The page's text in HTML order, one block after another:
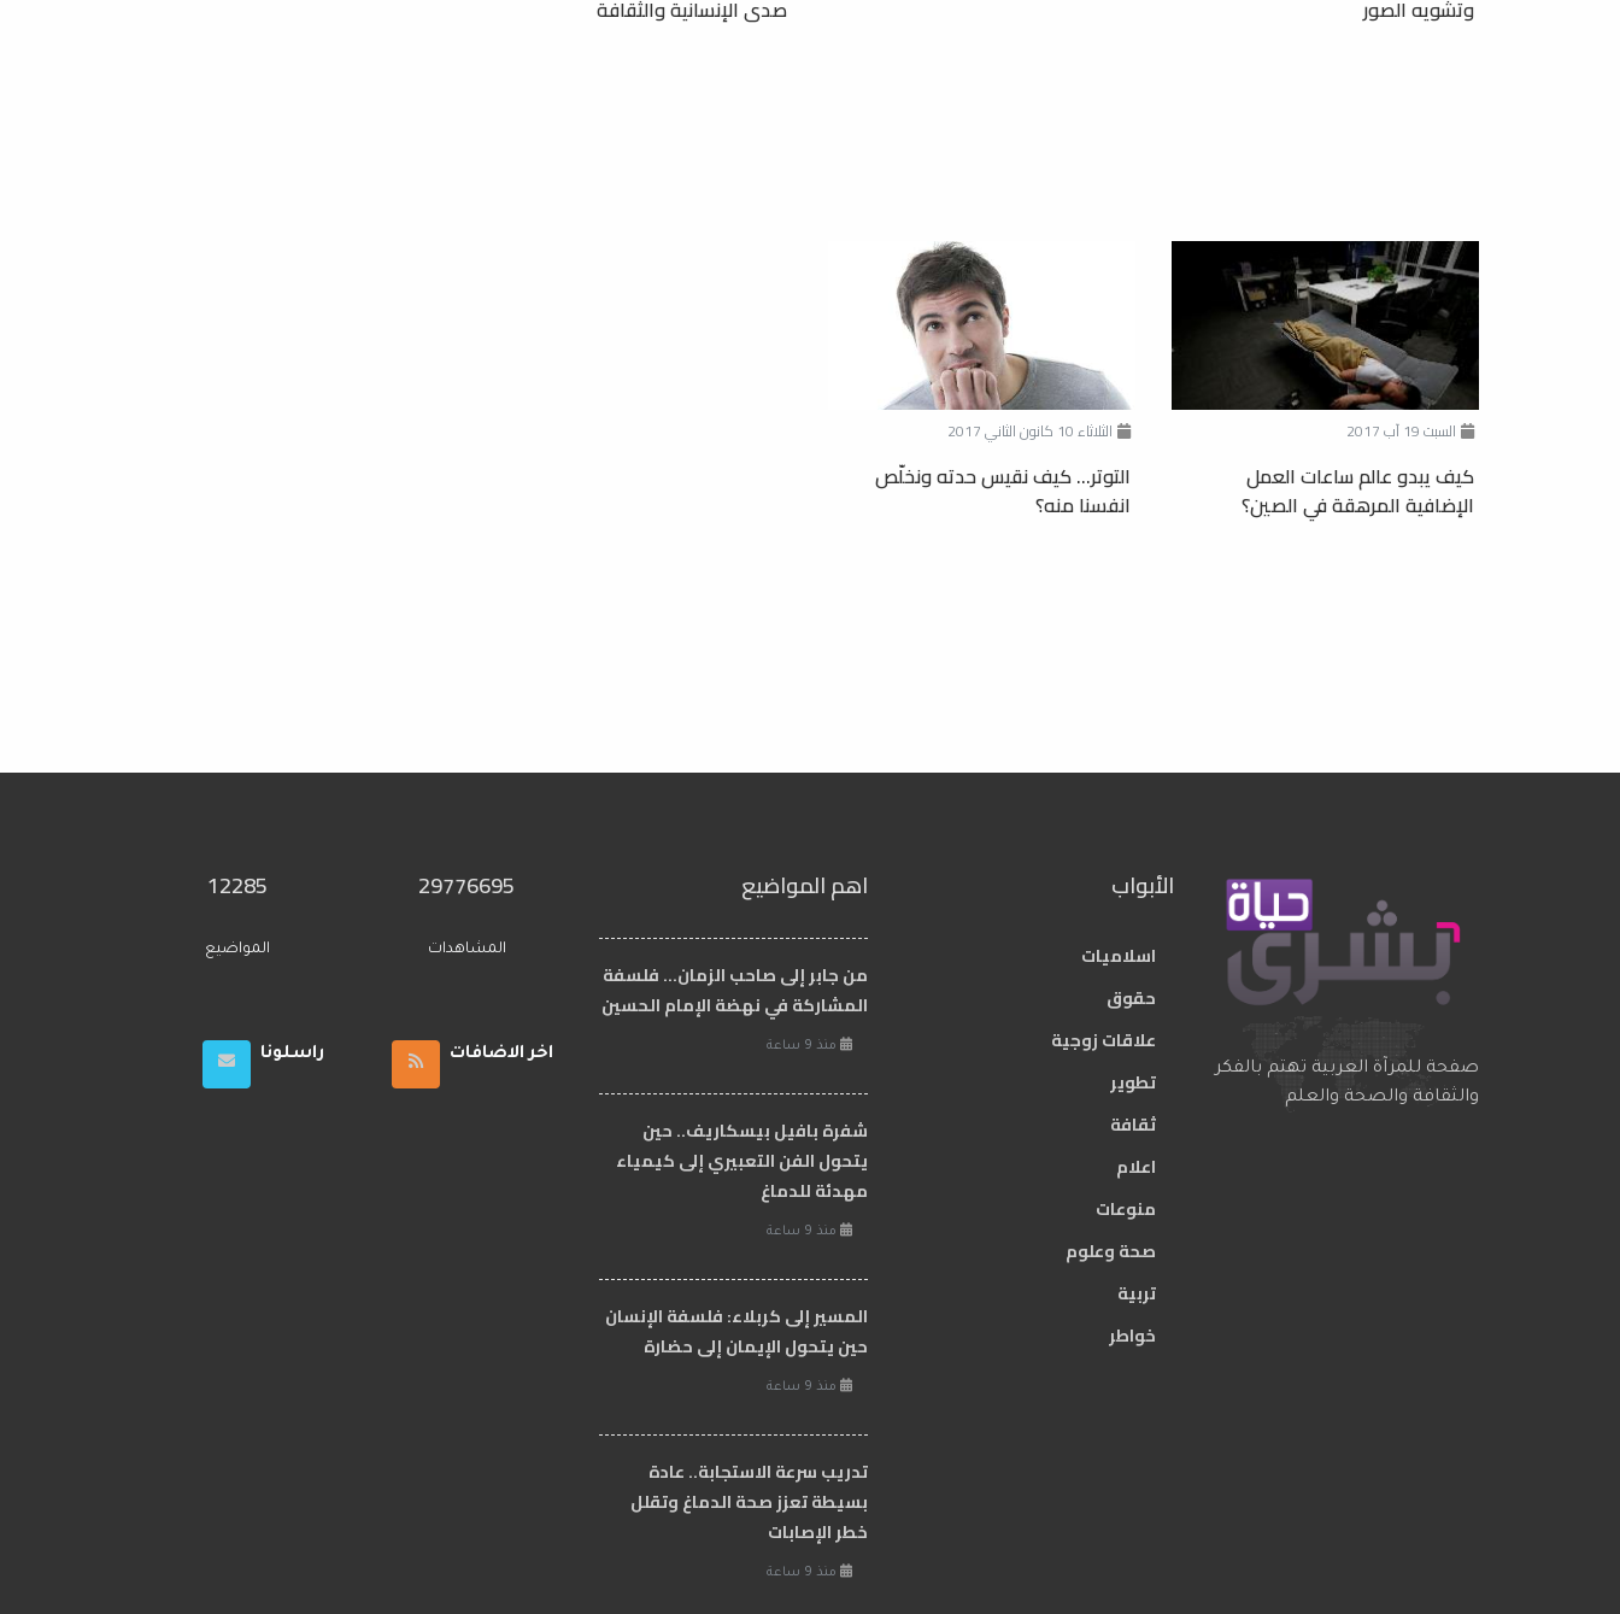
وتشويه الصور
صدى الإنسانية والثقافة
السبت 19 آب 2017
كيف يبدو عالم ساعات العمل
الإضافية المرهقة في الصين؟
الثلاثاء 10 كانون الثاني 2017
التوتر... كيف نقيس حدته ونخلّص
انفسنا منه؟
صفحة للمرآة العربية تهتم بالفكر
والثقافة والصحة والعلم
الأبواب
اسلاميات
حقوق
علاقات زوجية
تطوير
ثقافة
اعلام
منوعات
صحة وعلوم
تربية
خواطر
اهم المواضيع
من جابر إلى صاحب الزمان… فلسفة
المشاركة في نهضة الإمام الحسين
منذ 9 ساعة
شفرة بافيل بيسكاريف.. حين
يتحول الفن التعبيري إلى كيمياء
مهدئة للدماغ
منذ 9 ساعة
المسير إلى كربلاء: فلسفة الإنسان
حين يتحول الإيمان إلى حضارة
منذ 9 ساعة
تدريب سرعة الاستجابة.. عادة
بسيطة تعزز صحة الدماغ وتقلل
خطر الإصابات
منذ 9 ساعة
29776695
المشاهدات
12285
المواضيع
اخر الاضافات راسلونا